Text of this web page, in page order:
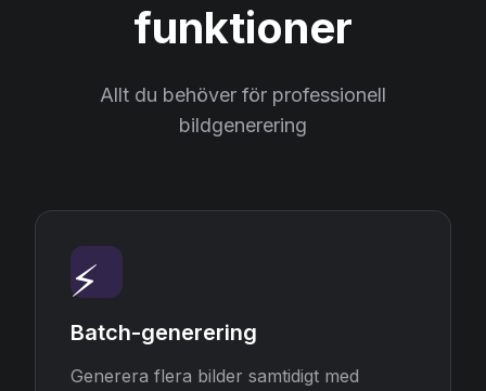
funktioner
Allt du behöver för professionell
bildgenerering
⚡
Batch-generering
Generera flera bilder samtidigt med